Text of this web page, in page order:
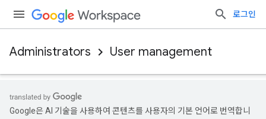
로그인
Administrators User management
Google은 AI 기술을 사용하여 콘텐츠를 사용자의 기본 언어로 번역합니